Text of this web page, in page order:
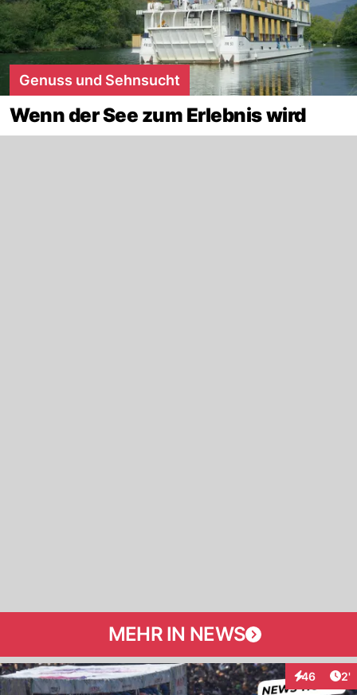
Genuss und Sehnsucht
Wenn der See zum Erlebnis wird
MEHR IN NEWS
46 2'